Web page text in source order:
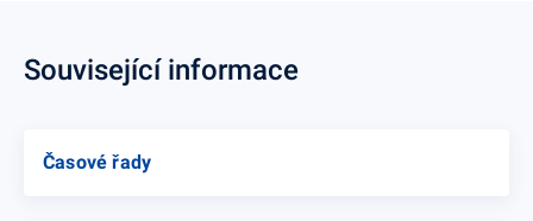
Související informace
Časové řady